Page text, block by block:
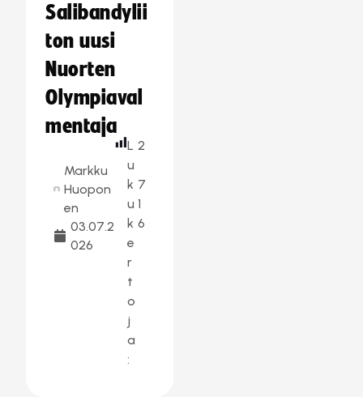
Salibandylii
ton uusi
Nuorten
Olympiaval
mentaja
Markku
Huopon
en
03.07.2
026
L
u
k
u
k
e
r
t
o
j
a
:
2
7
1
6